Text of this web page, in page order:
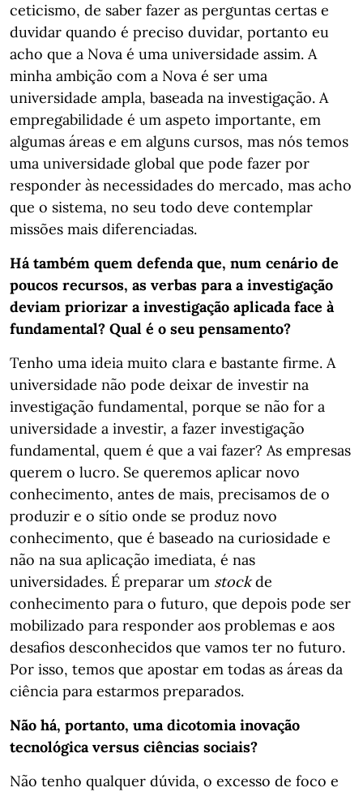
ceticismo, de saber fazer as perguntas certas e
duvidar quando é preciso duvidar, portanto eu
acho que a Nova é uma universidade assim. A
minha ambição com a Nova é ser uma
universidade ampla, baseada na investigação. A
empregabilidade é um aspeto importante, em
algumas áreas e em alguns cursos, mas nós temos
uma universidade global que pode fazer por
responder às necessidades do mercado, mas acho
que o sistema, no seu todo deve contemplar
missões mais diferenciadas.
Há também quem defenda que, num cenário de
poucos recursos, as verbas para a investigação
deviam priorizar a investigação aplicada face à
fundamental? Qual é o seu pensamento?
Tenho uma ideia muito clara e bastante firme. A
universidade não pode deixar de investir na
investigação fundamental, porque se não for a
universidade a investir, a fazer investigação
fundamental, quem é que a vai fazer? As empresas
querem o lucro. Se queremos aplicar novo
conhecimento, antes de mais, precisamos de o
produzir e o sítio onde se produz novo
conhecimento, que é baseado na curiosidade e
não na sua aplicação imediata, é nas
universidades. É preparar um stockde
conhecimento para o futuro, que depois pode ser
mobilizado para responder aos problemas e aos
desafios desconhecidos que vamos ter no futuro.
Por isso, temos que apostar em todas as áreas da
ciência para estarmos preparados.
Não há, portanto, uma dicotomia inovação
tecnológica versus ciências sociais?
Não tenho qualquer dúvida, o excesso de foco e